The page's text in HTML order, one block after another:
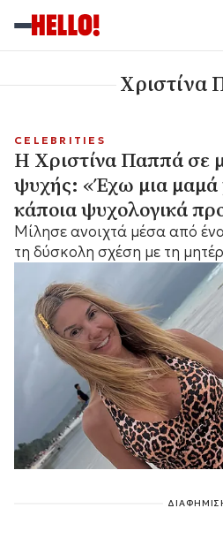
Χριστίνα
CELEBRITIES
Η Χριστίνα Παππά σε
ψυχής: «Έχω μια μαμά
κάποια ψυχολογικά
Mίλησε ανοιχτά μέσα από
τη δύσκολη σχέση με τη